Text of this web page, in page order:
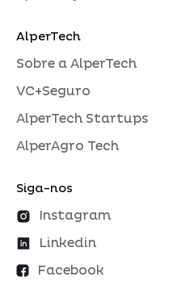
AlperTech
Sobre a AlperTech
VC+Seguro
AlperTech Startups
AlperAgro Tech
Siga-nos
Instagram
Linkedin
Facebook